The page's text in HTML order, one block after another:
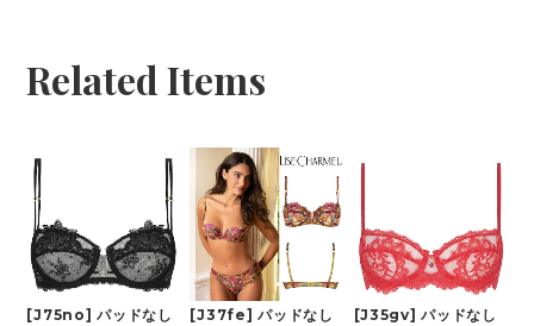
Related Items
[J75no] パッドなし
[J37fe] パッドなし
[J35gv] パッドなし